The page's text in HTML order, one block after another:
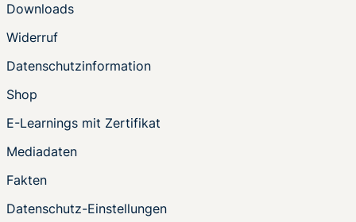
Downloads
Widerruf
Datenschutzinformation
Shop
E-Learnings mit Zertifikat
Mediadaten
Fakten
Datenschutz-Einstellungen